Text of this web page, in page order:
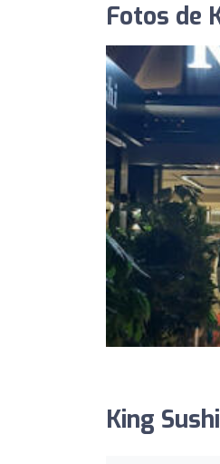
Fotos de
King